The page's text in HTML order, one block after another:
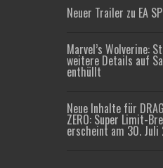
Neuer Trailer zu EA
Marvel’s Wolverine:
weitere Details auf
enthüllt
Neue Inhalte für
ZERO: Super Limit-
erscheint am 30. Juli